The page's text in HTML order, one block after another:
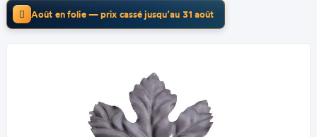
Août en folie — prix cassé jusqu’au 31 août